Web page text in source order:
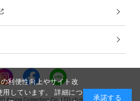
Amina Collection Co.,LTD all rights reserved.
利便性向上やサイト改
しています。 詳細につ
承諾する